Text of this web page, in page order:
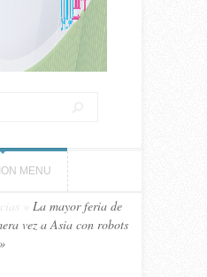
MENU
La mayor feria de
vez a Asia con robots